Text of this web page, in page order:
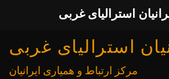
استرالیای غربی
مرکز ارتباط و همیاری ایرانیان
استرالیای غربی